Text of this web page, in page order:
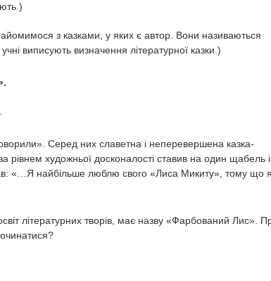
з казками, у яких є автор. Вони називаються
виписують визначення літературної казки.)
Серед них славетна і неперевершена казка-
художньої досконалості ставив на один щабель
«…Я найбільше люблю свого «Лиса Микиту», тому що я
літературних творів, має назву «Фарбований Лис».